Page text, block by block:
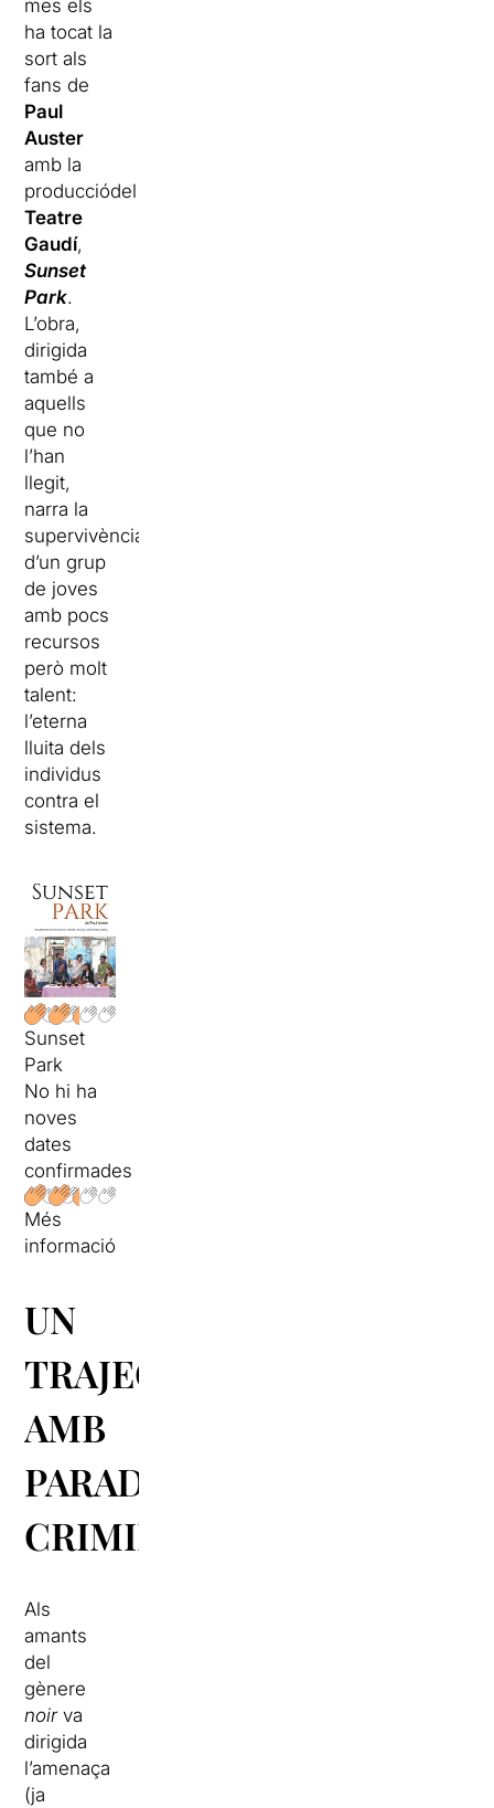
mes els
ha tocat la
sort als
fans de
Paul
Auster
amb la
producciódel
Teatre
Gaudí,
Sunset
Park.
L’obra,
dirigida
també a
aquells
que no
l’han
llegit,
narra la
supervivència
d’un grup
de joves
amb pocs
recursos
però molt
talent:
l’eterna
lluita dels
individus
contra el
sistema.
Sunset
Park
No hi ha
noves
dates
confirmades
Més
informació
UN
TRAJECTE
AMB
PARADES
CRIMINALS
Als
amants
del
gènere
noirva
dirigida
l’amenaça
(ja